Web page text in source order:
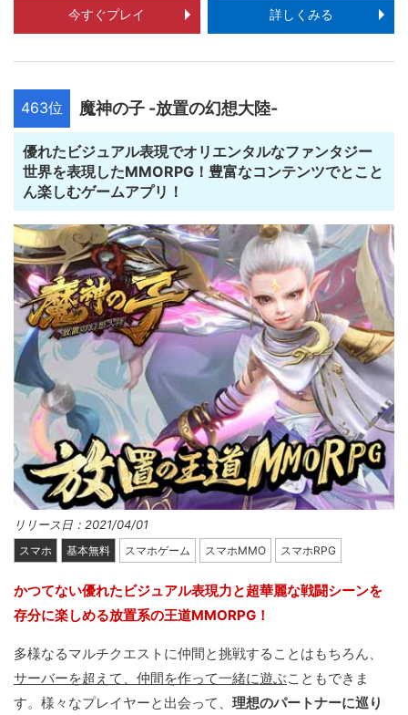
今すぐプレイ 詳しくみる
463位 魔神の子 -放置の幻想大陸-
優れたビジュアル表現でオリエンタルなファンタジー
世界を表現したMMORPG！豊富なコンテンツでとこと
ん楽しむゲームアプリ！
リリース日：2021/04/01
スマホ 基本無料 スマホゲーム スマホMMO スマホRPG
かつてない優れたビジュアル表現力と超華麗な戦闘シーンを
存分に楽しめる放置系の王道MMORPG！
多様なるマルチクエストに仲間と挑戦することはもちろん、
サーバーを超えて、仲間を作って一緒に遊ぶこともできま
す。様々なプレイヤーと出会って、 理想のパートナーに巡り